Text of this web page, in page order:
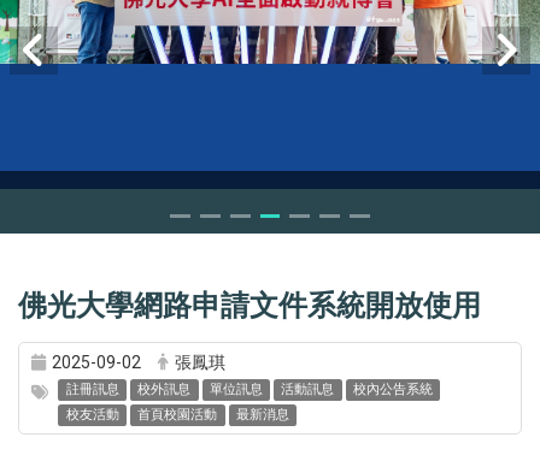
佛光大學網路申請文件系統開放使用
2025-09-02 張鳳琪
註冊訊息 校外訊息 單位訊息 活動訊息
校內公告系統
校友活動
首頁校園活動 最新消息